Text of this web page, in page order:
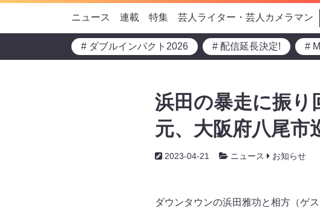
ニュース 連載 特集 芸人ライター・芸人カメラマン
# ダブルインパクト2026 # 配信延長決定! #
浜田の暴走に振
元、大阪府八尾市
2023-04-21 ニュース お知らせ
ダウンタウンの浜田雅功と相方（ゲ